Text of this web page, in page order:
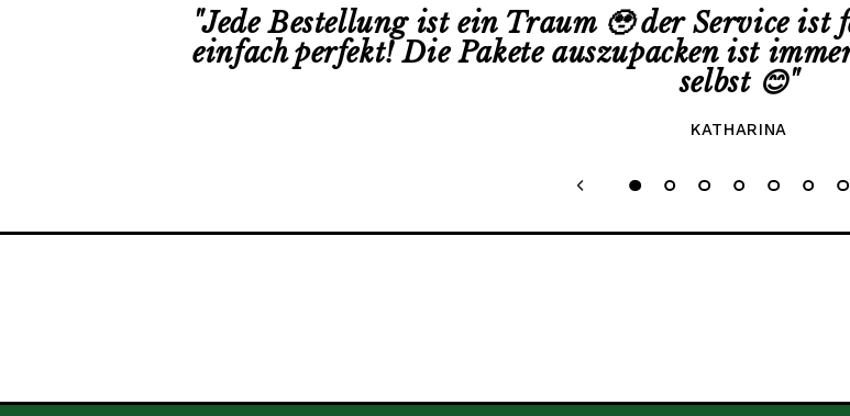
"Jede Bestellung ist ein Traum 🥹 der Service
einfach perfekt! Die Pakete auszupacken ist
selbst 😊"
KATHARINA